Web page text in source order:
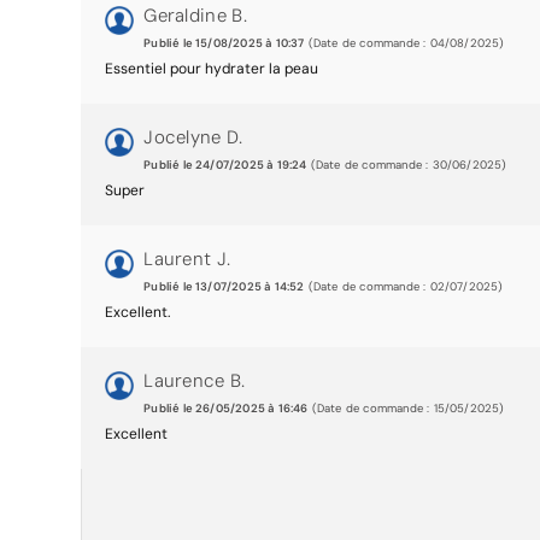
Geraldine B.
Publié le 15/08/2025 à 10:37 (Date de commande : 04/08/2025)
Essentiel pour hydrater la peau
Jocelyne D.
Publié le 24/07/2025 à 19:24 (Date de commande : 30/06/2025)
Super
Laurent J.
Publié le 13/07/2025 à 14:52 (Date de commande : 02/07/2025)
Excellent.
Laurence B.
Publié le 26/05/2025 à 16:46 (Date de commande : 15/05/2025)
Excellent